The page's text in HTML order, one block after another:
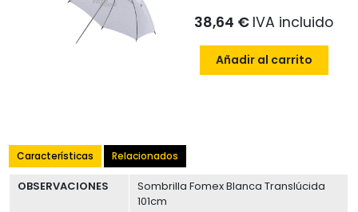
38,64 € IVA incluido
Añadir al carrito
Características Relacionados
OBSERVACIONES
Sombrilla Fomex Blanca Translúcida
101cm